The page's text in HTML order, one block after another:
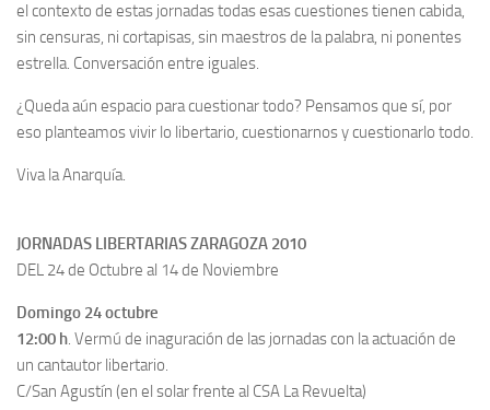
el contexto de estas jornadas todas esas cuestiones tienen cabida,
sin censuras, ni cortapisas, sin maestros de la palabra, ni ponentes
estrella. Conversación entre iguales.
¿Queda aún espacio para cuestionar todo? Pensamos que sí, por
eso planteamos vivir lo libertario, cuestionarnos y cuestionarlo todo.
Viva la Anarquía.
JORNADAS LIBERTARIAS ZARAGOZA 2010
DEL 24 de Octubre al 14 de Noviembre
Domingo 24 octubre
12:00 h. Vermú de inaguración de las jornadas con la actuación de
un cantautor libertario.
C/San Agustín (en el solar frente al CSA La Revuelta)